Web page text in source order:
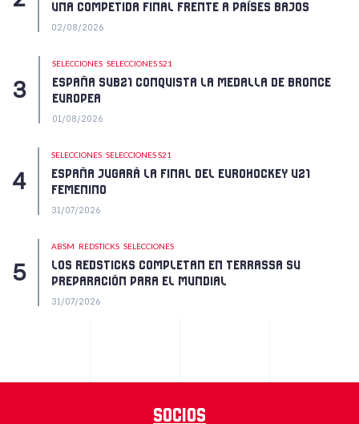
UNA COMPETIDA FINAL FRENTE A PAÍSES BAJOS
02/08/2026
SELECCIONES SELECCIONES S21
ESPAÑA SUB21 CONQUISTA LA MEDALLA DE BRONCE
EUROPEA
01/08/2026
SELECCIONES SELECCIONES S21
ESPAÑA JUGARÁ LA FINAL DEL EUROHOCKEY U21
FEMENINO
31/07/2026
ABSM REDSTICKS SELECCIONES
LOS REDSTICKS COMPLETAN EN TERRASSA SU
PREPARACIÓN PARA EL MUNDIAL
31/07/2026
Socios